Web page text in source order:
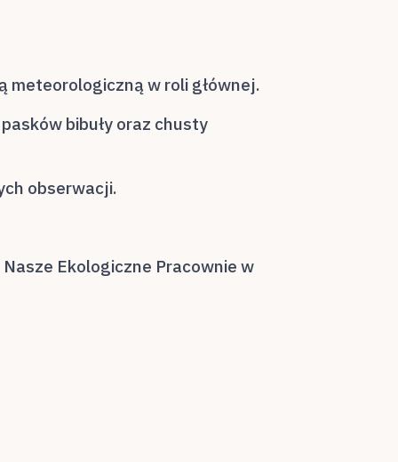
meteorologiczną w roli głównej.
bibuły oraz chusty
obserwacji.
Ekologiczne Pracownie w